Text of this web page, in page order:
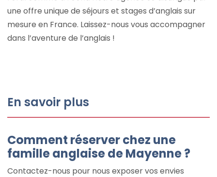
une offre unique de séjours et stages d’anglais sur
mesure en France. Laissez-nous vous accompagner
dans l’aventure de l’anglais !
En savoir plus
Comment réserver chez une
famille anglaise de Mayenne ?
Contactez-nous pour nous exposer vos envies